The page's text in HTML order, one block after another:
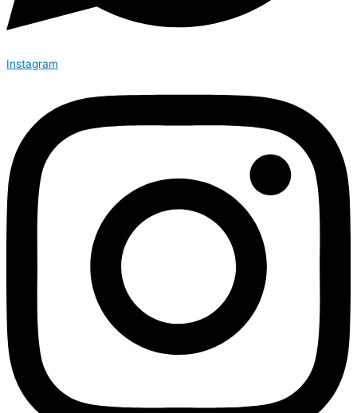
Instagram